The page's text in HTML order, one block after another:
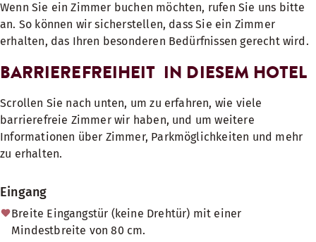
Wenn Sie ein Zimmer buchen möchten, rufen Sie uns bitte
an. So können wir sicherstellen, dass Sie ein Zimmer
erhalten, das Ihren besonderen Bedürfnissen gerecht wird.
BARRIEREFREIHEIT IN DIESEM HOTEL
Scrollen Sie nach unten, um zu erfahren, wie viele
barrierefreie Zimmer wir haben, und um weitere
Informationen über Zimmer, Parkmöglichkeiten und mehr
zu erhalten.
Eingang
Breite Eingangstür (keine Drehtür) mit einer
Mindestbreite von 80 cm.